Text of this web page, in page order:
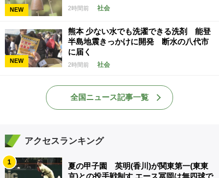
NEW 2時間前 社会
NEW
熊本 少ない水でも洗濯できる洗剤 能登
半島地震きっかけに開発 断水の八代市
に届く
2時間前 社会
全国ニュース記事一覧
アクセスランキング
1
夏の甲子園 英明(香川)が関東第一(東東
京)との投手戦制す エース冨岡は無四球で